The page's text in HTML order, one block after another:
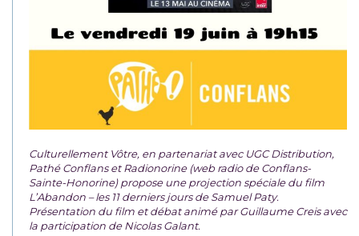
Culturellement Vôtre, en partenariat avec UGC Distribution,
Pathé Conflans et Radionorine (web radio de Conflans-
Sainte-Honorine) propose une projection spéciale du film
L’Abandon – les 11 derniers jours de Samuel Paty.
Présentation du film et débat animé par Guillaume Creis avec
la participation de Nicolas Galant.